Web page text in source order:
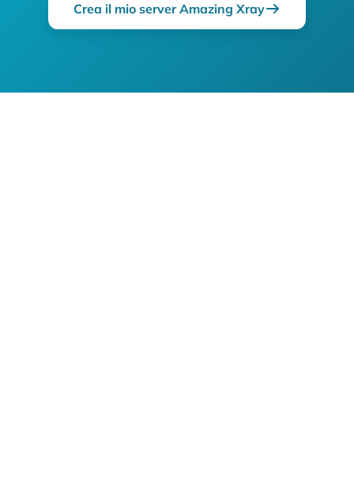
Crea il mio server Amazing Xray